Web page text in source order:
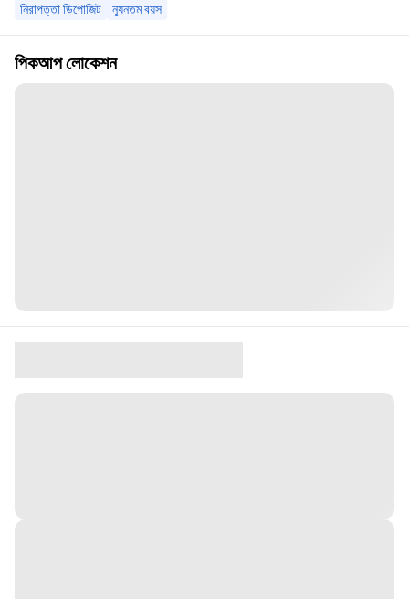
নিরাপত্তা ডিপোজিট
ন্যূনতম বয়স
পিকআপ লোকেশন